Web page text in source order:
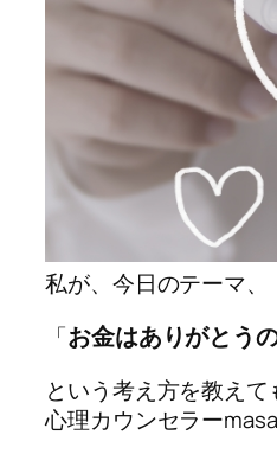
私が、今日のテーマ、
「お金はありがとう
という考え方を教えて
心理カウンセラー